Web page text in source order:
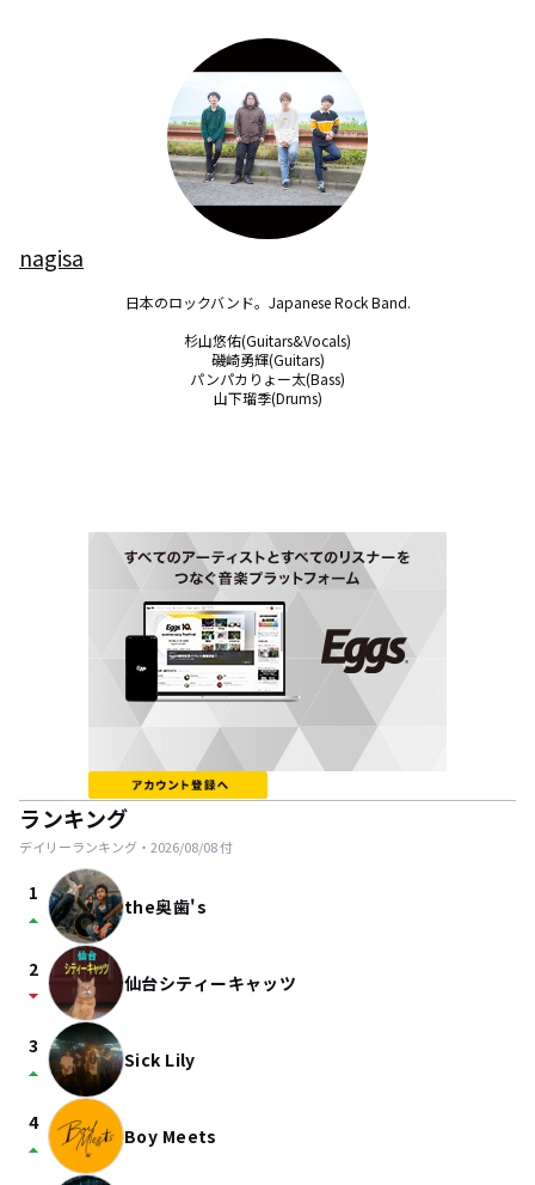
nagisa
日本のロックバンド。Japanese Rock Band.
杉山悠佑(Guitars&Vocals)
磯崎勇輝(Guitars)
パンパカりょー太(Bass)
山下瑠季(Drums)
ランキング
デイリーランキング・ 2026/08/08付
1
arrow_drop_up the奥歯's
2
arrow_drop_down 仙台シティーキャッツ
3
arrow_drop_up Sick Lily
4
arrow_drop_up Boy Meets